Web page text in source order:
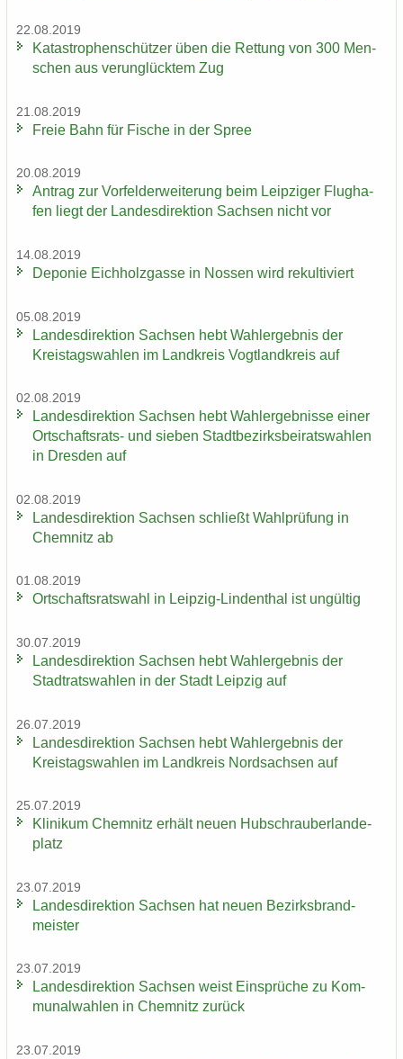
22.08.2019
Ka­ta­stro­phen­schüt­zer üben die Ret­tung von 300 Men­
schen aus ver­un­glück­tem Zug
21.08.2019
Freie Bahn für Fi­sche in der Spree
20.08.2019
An­trag zur Vor­fel­d­er­wei­te­rung beim Leip­zi­ger Flug­ha­
fen liegt der Lan­des­di­rek­ti­on Sach­sen nicht vor
14.08.2019
De­po­nie Eich­holz­gas­se in Nos­sen wird re­kul­ti­viert
05.08.2019
Lan­des­di­rek­ti­on Sach­sen hebt Wahl­er­geb­nis der
Kreis­tags­wah­len im Land­kreis Vogt­land­kreis auf
02.08.2019
Lan­des­di­rek­ti­on Sach­sen hebt Wahl­er­geb­nis­se einer
Ortschaftsrats-​ und sie­ben Stadt­be­zirks­bei­rats­wah­len
in Dres­den auf
02.08.2019
Lan­des­di­rek­ti­on Sach­sen schließt Wahl­prü­fung in
Chem­nitz ab
01.08.2019
Ort­schafts­rats­wahl in Leipzig-​Lindenthal ist un­gül­tig
30.07.2019
Lan­des­di­rek­ti­on Sach­sen hebt Wahl­er­geb­nis der
Stadt­rats­wah­len in der Stadt Leip­zig auf
26.07.2019
Lan­des­di­rek­ti­on Sach­sen hebt Wahl­er­geb­nis der
Kreis­tags­wah­len im Land­kreis Nord­sach­sen auf
25.07.2019
Kli­ni­kum Chem­nitz er­hält neuen Hub­schrau­ber­lan­de­
platz
23.07.2019
Lan­des­di­rek­ti­on Sach­sen hat neuen Be­zirks­brand­
meis­ter
23.07.2019
Lan­des­di­rek­ti­on Sach­sen weist Ein­sprü­che zu Kom­
mu­nal­wah­len in Chem­nitz zu­rück
23.07.2019